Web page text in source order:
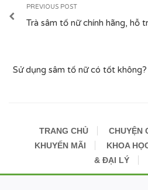
PREVIOUS POST
Trà sâm tố nữ chính hãng, hỗ
Sử dụng sâm tố nữ có tốt
TRANG CHỦ CHUYỆN
KHUYẾN MÃI
KHOA
& ĐẠI LÝ